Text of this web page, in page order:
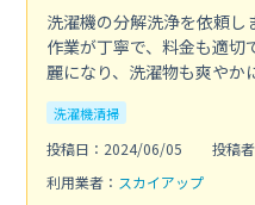
洗濯機の分解洗浄を依頼し
作業が丁寧で、料金も適
麗になり、洗濯物も爽やか
洗濯機清掃
投稿日：2024/06/05
投稿
利用業者： スカイアップ